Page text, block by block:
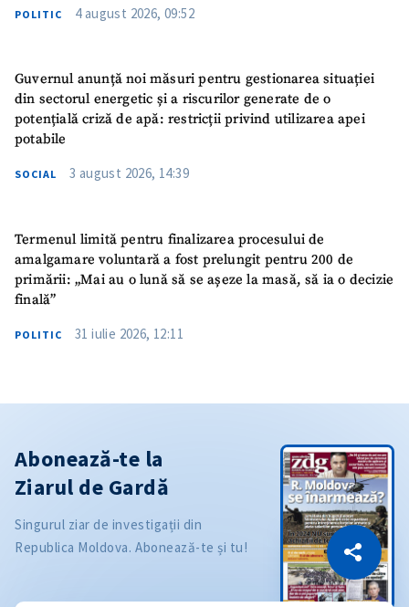
Copiază Link
POLITIC 4 august 2026, 09:52
Guvernul anunță noi măsuri pentru gestionarea situației
din sectorul energetic și a riscurilor generate de o
potențială criză de apă: restricții privind utilizarea apei
potabile
SOCIAL 3 august 2026, 14:39
Termenul limită pentru finalizarea procesului de
amalgamare voluntară a fost prelungit pentru 200 de
primării: „Mai au o lună să se așeze la masă, să ia o decizie
finală”
POLITIC 31 iulie 2026, 12:11
Abonează-te la
Ziarul de Gardă
Singurul ziar de investigații din
Republica Moldova. Abonează-te și tu!
Citește articolul
CITEȘTE